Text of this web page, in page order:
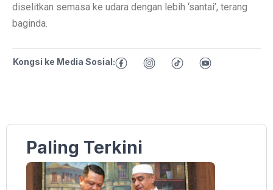
diselitkan semasa ke udara dengan lebih ‘santai’, terang
baginda.
Kongsi ke Media Sosial:
Paling Terkini